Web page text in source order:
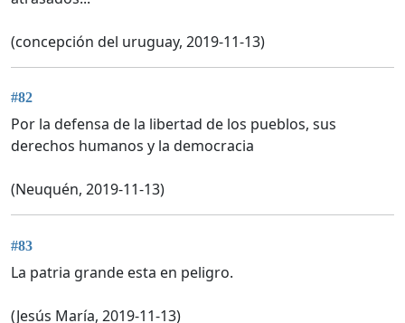
(concepción del uruguay, 2019-11-13)
#82
Por la defensa de la libertad de los pueblos, sus
derechos humanos y la democracia
(Neuquén, 2019-11-13)
#83
La patria grande esta en peligro.
(Jesús María, 2019-11-13)